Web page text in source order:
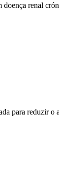
renal
reduzir